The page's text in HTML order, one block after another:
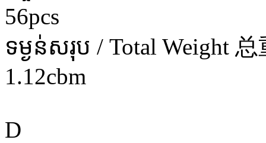
56pcs
ទម្ងន់សរុប / Total Weight 总
1.12cbm
D